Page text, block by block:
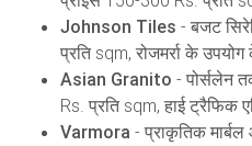
Johnson Tiles - बजट
प्रति sqm, रोजमर्रा के
Asian Granito - पोर्सलेन
Rs. प्रति sqm, हाई ट्रैफिक
Varmora - प्राकृतिक